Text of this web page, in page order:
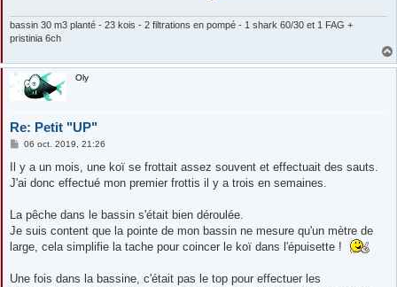
bassin 30 m3 planté - 23 kois - 2 filtrations en pompé - 1 shark 60/30 et 1 FAG +
pristinia 6ch
Oly
Re: Petit "UP"
M
s
s
a
06 oct. 2019, 21:26
Il y a un mois, une koï se frottait assez souvent et effectuait des sauts.
J'ai donc effectué mon premier frottis il y a trois en semaines.
La pêche dans le bassin s'était bien déroulée.
Je suis content que la pointe de mon bassin ne mesure qu'un mètre de
large, cela simplifie la tache pour coincer le koï dans l'épuisette !
Une fois dans la bassine, c'était pas le top pour effectuer les